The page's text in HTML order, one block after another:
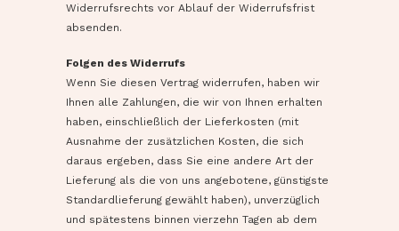
Widerrufsrechts vor Ablauf der Widerrufsfrist
absenden.
Folgen des Widerrufs
Wenn Sie diesen Vertrag widerrufen, haben wir
Ihnen alle Zahlungen, die wir von Ihnen erhalten
haben, einschließlich der Lieferkosten (mit
Ausnahme der zusätzlichen Kosten, die sich
daraus ergeben, dass Sie eine andere Art der
Lieferung als die von uns angebotene, günstigste
Standardlieferung gewählt haben), unverzüglich
und spätestens binnen vierzehn Tagen ab dem